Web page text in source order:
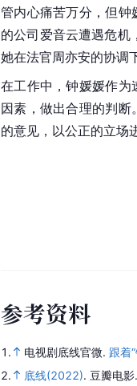
管内心痛苦万分，但钟
的公司爱音云遭遇危
她在法官周亦安的协调
在工作中，钟媛媛作为
因素，做出合理的判
的意见，以公正的立场
参考资料
1. 电视剧底线官微. 跟着
2.
底线(2022). 豆瓣电